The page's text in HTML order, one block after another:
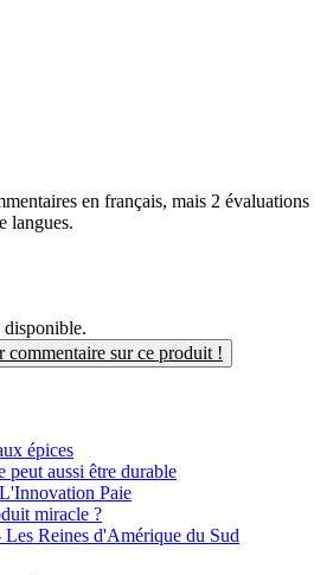
en français, mais 2 évaluations
langues.
commentaire sur ce produit !
épices
peut aussi être durable
Paie
miracle ?
Reines d'Amérique du Sud